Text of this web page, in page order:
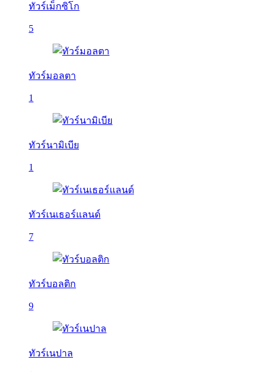
ทัวร์เม็กซิโก
5
ทัวร์มอลตา
1
ทัวร์นามิเบีย
1
ทัวร์เนเธอร์แลนด์
7
ทัวร์บอลติก
9
ทัวร์เนปาล